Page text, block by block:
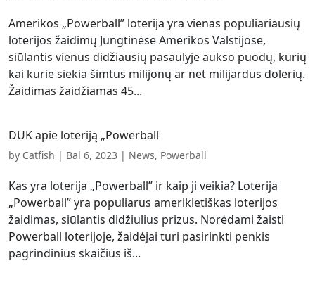
Amerikos „Powerball” loterija yra vienas populiariausių
loterijos žaidimų Jungtinėse Amerikos Valstijose,
siūlantis vienus didžiausių pasaulyje aukso puodų, kurių
kai kurie siekia šimtus milijonų ar net milijardus dolerių.
Žaidimas žaidžiamas 45...
DUK apie loteriją „Powerball
by Catfish | Bal 6, 2023 | News, Powerball
Kas yra loterija „Powerball” ir kaip ji veikia? Loterija
„Powerball” yra populiarus amerikietiškas loterijos
žaidimas, siūlantis didžiulius prizus. Norėdami žaisti
Powerball loterijoje, žaidėjai turi pasirinkti penkis
pagrindinius skaičius iš...